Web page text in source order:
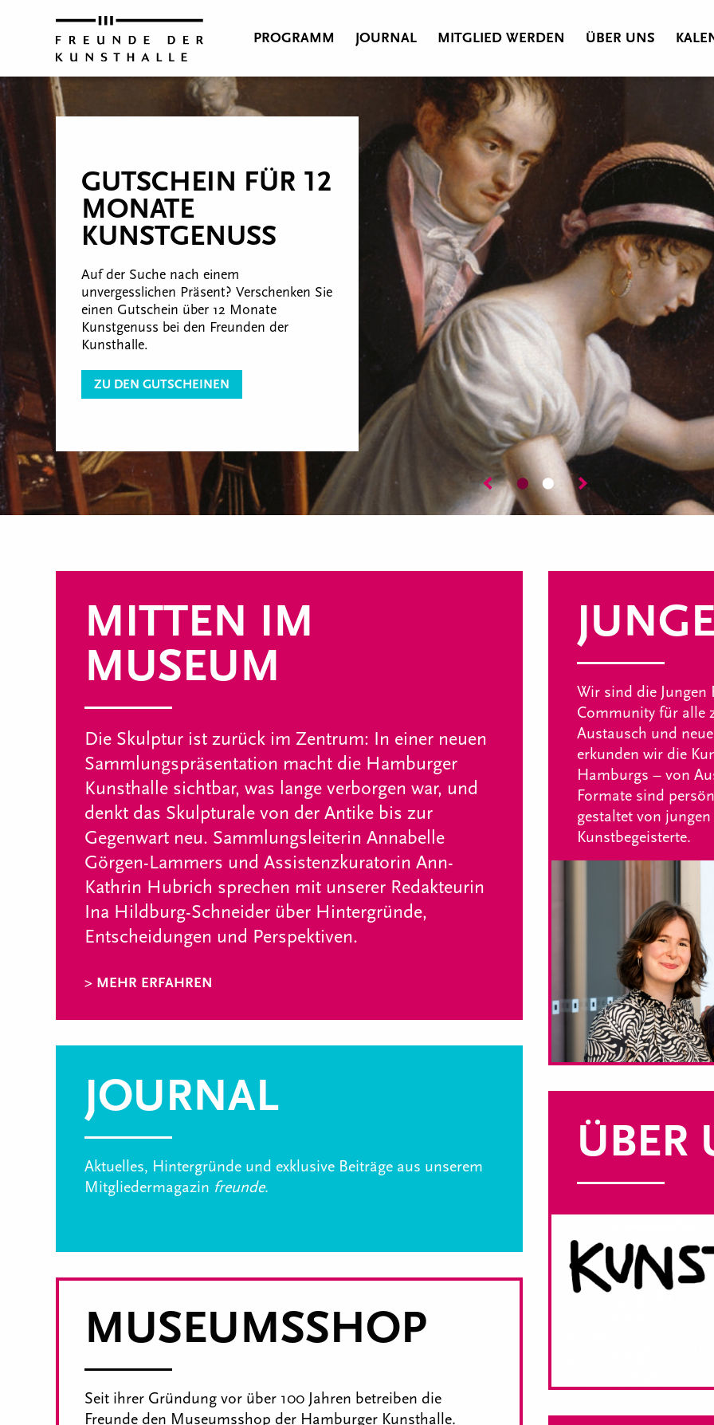
PROGRAMM JOURNAL MITGLIED WERDEN ÜBER UNS
GUTSCHEIN FÜR 12
MONATE
KUNSTGENUSS
Auf der Suche nach einem
unvergesslichen Präsent? Verschenken Sie
einen Gutschein über 12 Monate
Kunstgenuss bei den Freunden der
Kunsthalle.
ZU DEN GUTSCHEINEN
⬤ ⬤
MITTEN IM
MUSEUM
Die Skulptur ist zurück im Zentrum: In einer neuen
Sammlungspräsentation macht die Hamburger
Kunsthalle sichtbar, was lange verborgen war, und
denkt das Skulpturale von der Antike bis zur
Gegenwart neu. Sammlungsleiterin Annabelle
Görgen-Lammers und Assistenzkuratorin Ann-
Kathrin Hubrich sprechen mit unserer Redakteurin
Ina Hildburg-Schneider über Hintergründe,
Entscheidungen und Perspektiven.
> MEHR ERFAHREN
JOURNAL
Aktuelles, Hintergründe und exklusive Beiträge aus unserem
Mitgliedermagazin freunde.
MUSEUMSSHOP
Seit ihrer Gründung vor über 100 Jahren betreiben die
Freunde den Museumsshop der Hamburger Kunsthalle.
Wir sind die Jungen
Community für alle
Austausch und
erkunden wir die
Hamburgs – von
Formate sind
gestaltet von
Kunstbegeisterte.
ÜBER